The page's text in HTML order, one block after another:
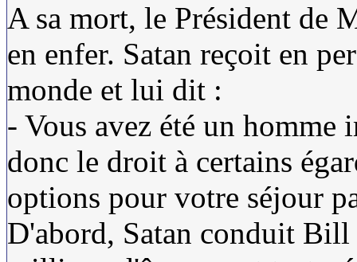
A sa mort, le Président de
en enfer. Satan reçoit en
monde et lui dit :
- Vous avez été un homme
donc le droit à certains
options pour votre séjour
D'abord, Satan conduit Bill